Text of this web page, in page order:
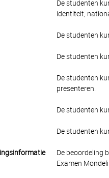
De studenten
identiteit,
De studenten
De studenten
De studenten
presenteren.
De studenten
De studenten
De beoordeling
Examen